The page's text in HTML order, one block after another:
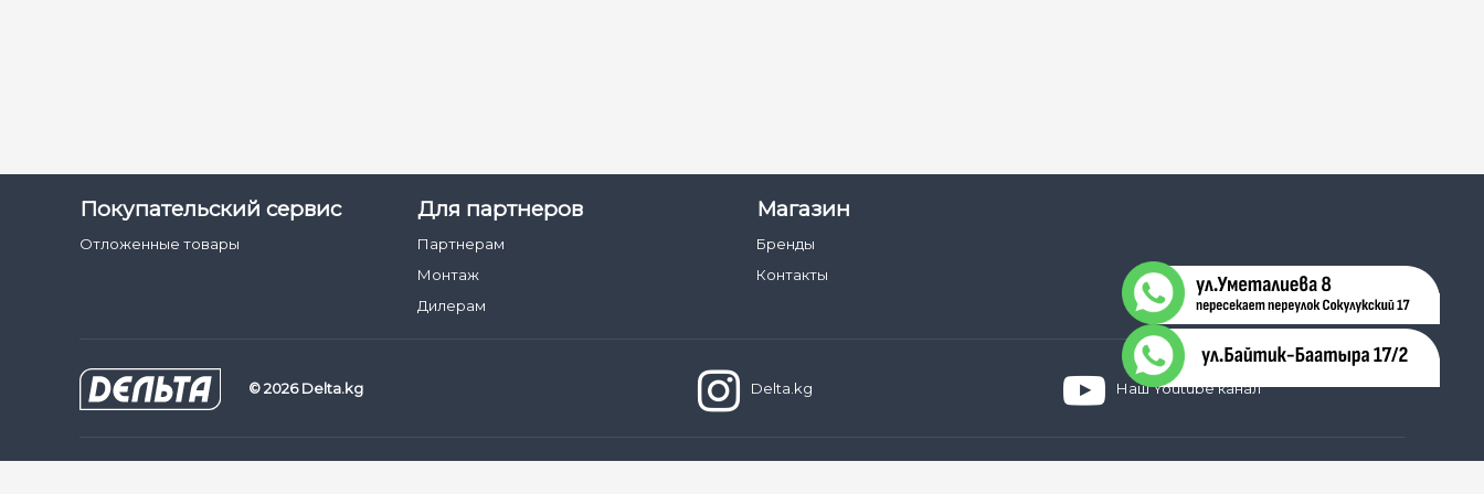
Покупательский сервис
Отложенные товары
Для партнеров
Партнерам
Монтаж
Дилерам
Магазин
Бренды
Контакты
© 2026 Delta.kg Delta.kg Наш Youtube канал